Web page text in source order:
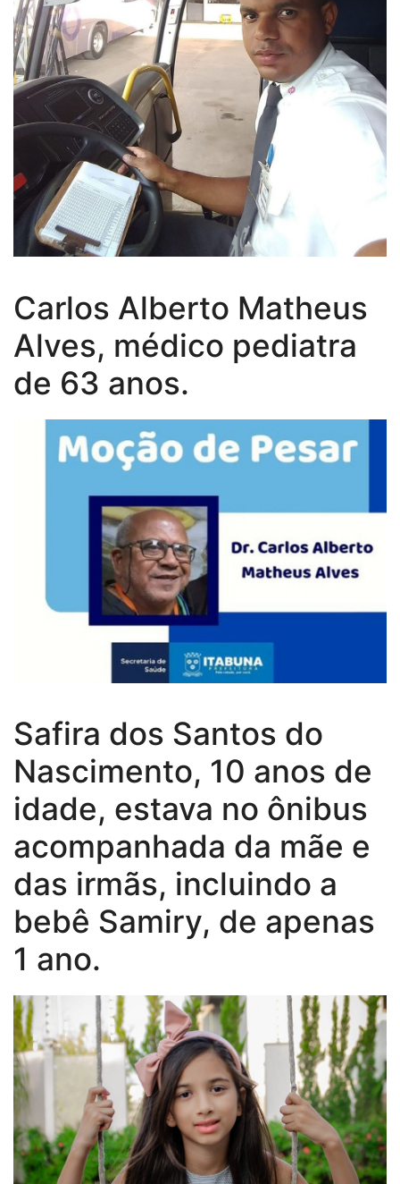
Carlos Alberto Matheus
Alves, médico pediatra
de 63 anos.
Safira dos Santos do
Nascimento, 10 anos de
idade, estava no ônibus
acompanhada da mãe e
das irmãs, incluindo a
bebê Samiry, de apenas
1 ano.